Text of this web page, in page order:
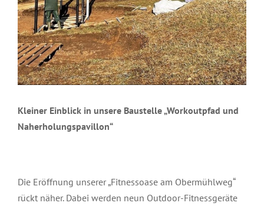
Kleiner Einblick in unsere Baustelle „Workoutpfad und
Naherholungspavillon“
Die Eröffnung unserer „Fitnessoase am Obermühlweg“
rückt näher. Dabei werden neun Outdoor-Fitnessgeräte